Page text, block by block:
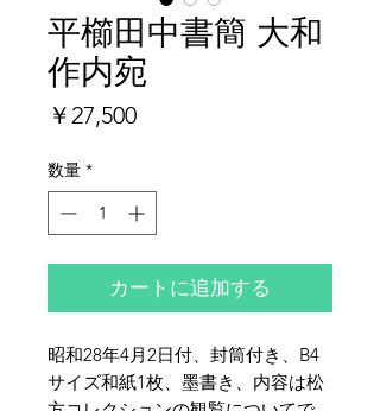
平櫛田中書簡 大和
作内宛
￥27,500価
数量 *
カートに追加する
昭和28年4月2日付、封筒付き、B4
サイズ和紙1枚、墨書き、内容は松